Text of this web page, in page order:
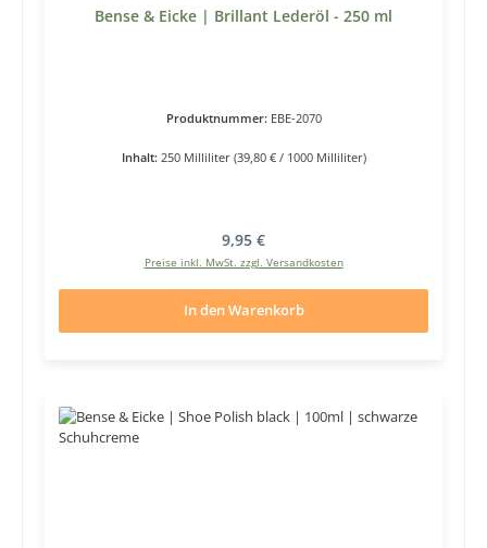
Bense & Eicke | Brillant Lederöl - 250 ml
Produktnummer: EBE-2070
Inhalt: 250 Milliliter (39,80 € / 1000 Milliliter)
Regulärer Preis:
9,95 €
Preise inkl. MwSt. zzgl. Versandkosten
In den Warenkorb